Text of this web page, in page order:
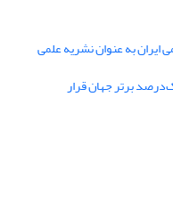
به عنوان نشریه علمی
برتر جهان قرار